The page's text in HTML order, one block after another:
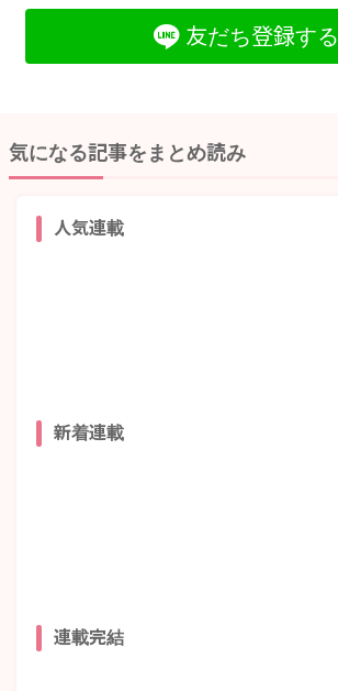
友だち登録する
気になる記事をまとめ読み
人気連載
新着連載
連載完結